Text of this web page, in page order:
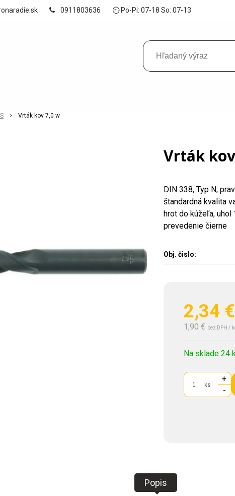
0911803636 ⏲ Po-Pi: 07-18 So: 07-13
Vrták kov 7,0 w
Vrták
2,34 €
1,90 € bez DPH /
Na sklade 24
ks
+
-
DIN 338, Typ N,
štandardná kvalita
hrot do kúžeľa, uhol
prevedenie čierne
Obj. čislo:
Popis